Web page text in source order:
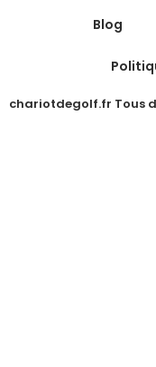
chariotdegolf.fr Tous
Blog